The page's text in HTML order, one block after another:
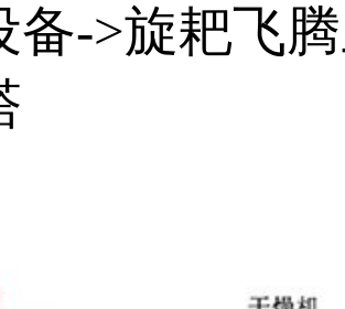
备->旋耙飞